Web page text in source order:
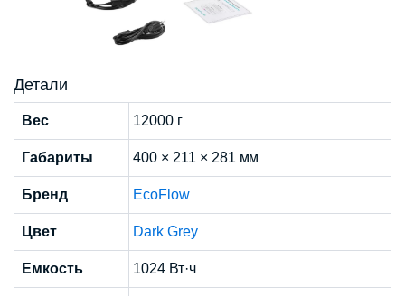
Детали
Вес 12000 г
Габариты 400 × 211 × 281 мм
Бренд EcoFlow
Цвет Dark Grey
Емкость 1024 Вт·ч